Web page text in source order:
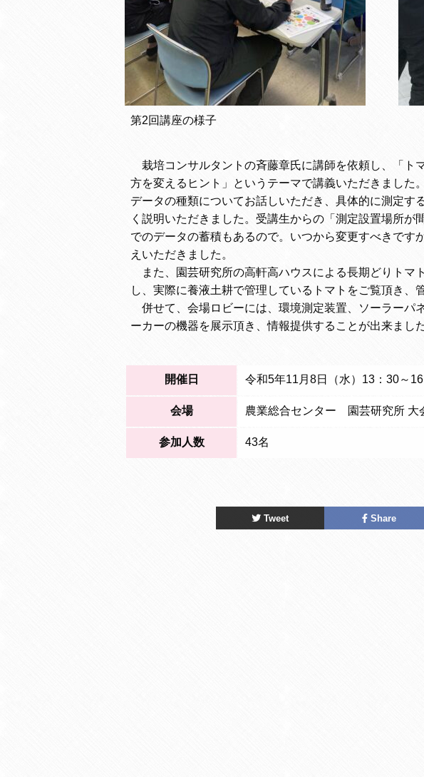
第2回講座の様子
栽培コンサルタントの斉藤章氏に講師を依頼し、「ト
方を変えるヒント」というテーマで講義いただきました
データの種類についてお話しいただき、具体的に測定す
く説明いただきました。受講生からの「測定設置場所が
でのデータの蓄積もあるので。いつから変更すべきです
えいただきました。
また、園芸研究所の高軒高ハウスによる長期どりトマ
し、実際に養液土耕で管理しているトマトをご覧頂き、
併せて、会場ロビーには、環境測定装置、ソーラーパ
ーカーの機器を展示頂き、情報提供することが出来ました
開催日 令和5年11月8日（水）13：30～
会場 農業総合センター 園芸研究所 大
参加人数 43名
Tweet Share